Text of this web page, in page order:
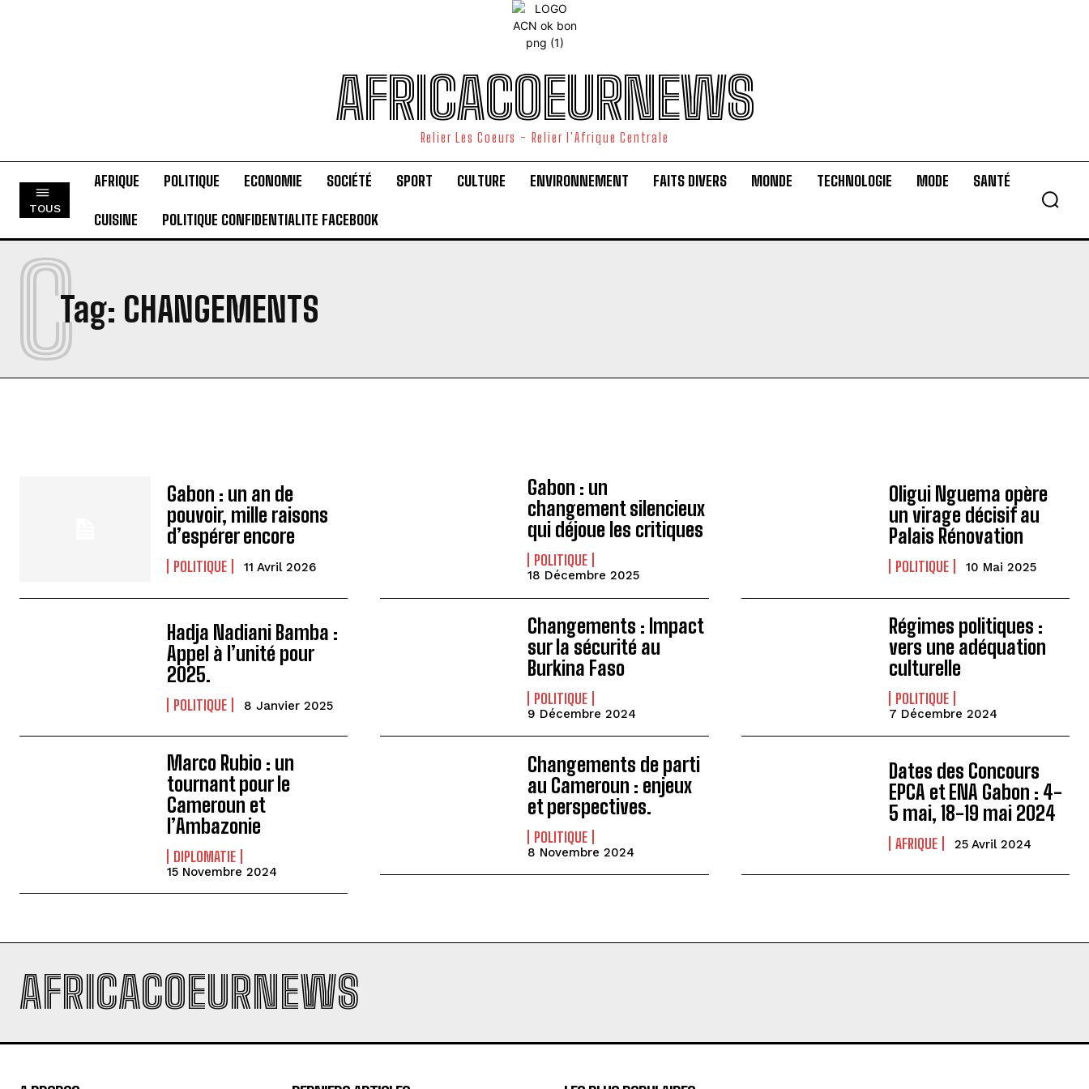
AFRICACOEURNEWS
Relier Les Coeurs - Relier l'Afrique Centrale
TOUS
AFRIQUE POLITIQUE ECONOMIE SOCIÉTÉ SPORT CULTURE ENVIRONNEMENT FAITS DIVERS MONDE TECHNOLOGIE MODE SANTÉ
CUISINE POLITIQUE CONFIDENTIALITE FACEBOOK
Tag: CHANGEMENTS
C
Gabon : un an de
pouvoir, mille raisons
d’espérer encore
POLITIQUE 11 Avril 2026
Gabon : un
changement silencieux
qui déjoue les critiques
POLITIQUE
18 Décembre 2025
Oligui Nguema opère
un virage décisif au
Palais Rénovation
POLITIQUE 10 Mai 2025
Hadja Nadiani Bamba :
Appel à l’unité pour
2025.
POLITIQUE 8 Janvier 2025
Changements : Impact
sur la sécurité au
Burkina Faso
POLITIQUE
9 Décembre 2024
Régimes politiques :
vers une adéquation
culturelle
POLITIQUE
7 Décembre 2024
Marco Rubio : un
tournant pour le
Cameroun et
l’Ambazonie
DIPLOMATIE
15 Novembre 2024
Changements de parti
au Cameroun : enjeux
et perspectives.
POLITIQUE
8 Novembre 2024
Dates des Concours
EPCA et ENA Gabon : 4-
5 mai, 18-19 mai 2024
AFRIQUE 25 Avril 2024
AFRICACOEURNEWS